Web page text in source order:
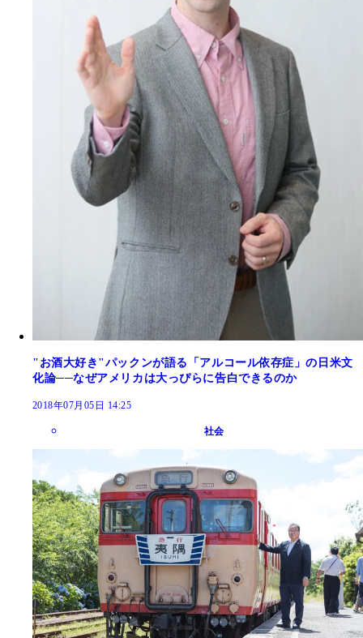
"お酒大好き"パックンが語る「アルコール依存症」の日米文
化論──なぜアメリカは大っぴらに告白できるのか
2018年07月05日 14:25
社会